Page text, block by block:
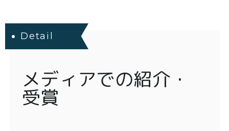
Detail
メディアでの紹介・
受賞